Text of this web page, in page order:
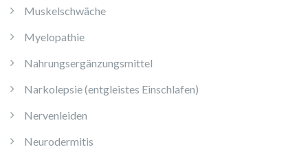
Muskelschwäche
Myelopathie
Nahrungsergänzungsmittel
Narkolepsie (entgleistes Einschlafen)
Nervenleiden
Neurodermitis